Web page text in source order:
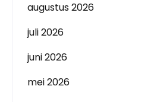
augustus 2026
juli 2026
juni 2026
mei 2026